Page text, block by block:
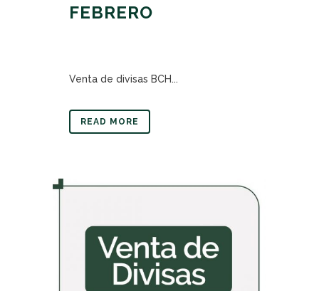
FEBRERO
Venta de divisas BCH...
READ MORE